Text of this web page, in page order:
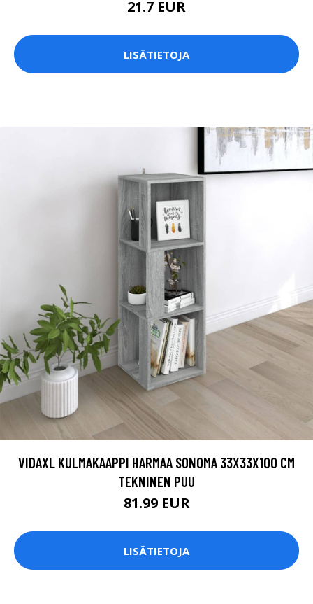
21.7 EUR
LISÄTIETOJA
VIDAXL KULMAKAAPPI HARMAA SONOMA 33X33X100 CM
TEKNINEN PUU
81.99 EUR
LISÄTIETOJA